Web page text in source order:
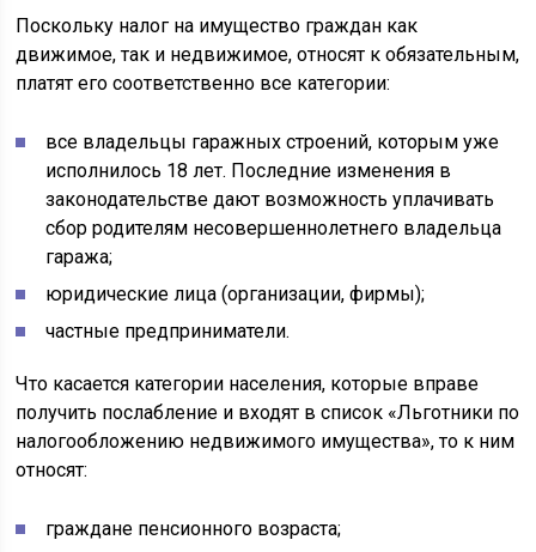
Поскольку налог на имущество граждан как
движимое, так и недвижимое, относят к обязательным,
платят его соответственно все категории:
все владельцы гаражных строений, которым уже
исполнилось 18 лет. Последние изменения в
законодательстве дают возможность уплачивать
сбор родителям несовершеннолетнего владельца
гаража;
юридические лица (организации, фирмы);
частные предприниматели.
Что касается категории населения, которые вправе
получить послабление и входят в список «Льготники по
налогообложению недвижимого имущества», то к ним
относят:
граждане пенсионного возраста;